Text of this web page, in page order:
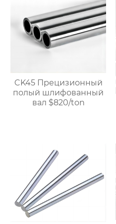
CK45 Прецизионный
полый шлифованный
вал $820/ton